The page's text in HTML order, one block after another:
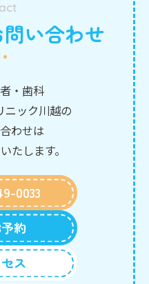
い合わせ
・歯科
ニック川越の
わせは
たします。
0033
約
ス